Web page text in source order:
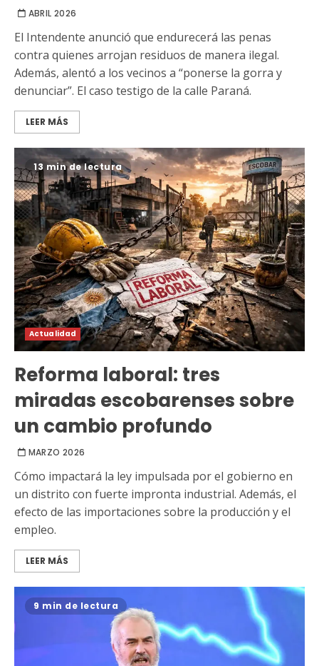
ABRIL 2026
El Intendente anunció que endurecerá las penas
contra quienes arrojan residuos de manera ilegal.
Además, alentó a los vecinos a “ponerse la gorra y
denunciar”. El caso testigo de la calle Paraná.
LEER MÁS
13 min de lectura
Actualidad
Reforma laboral: tres
miradas escobarenses sobre
un cambio profundo
MARZO 2026
Cómo impactará la ley impulsada por el gobierno en
un distrito con fuerte impronta industrial. Además, el
efecto de las importaciones sobre la producción y el
empleo.
LEER MÁS
9 min de lectura